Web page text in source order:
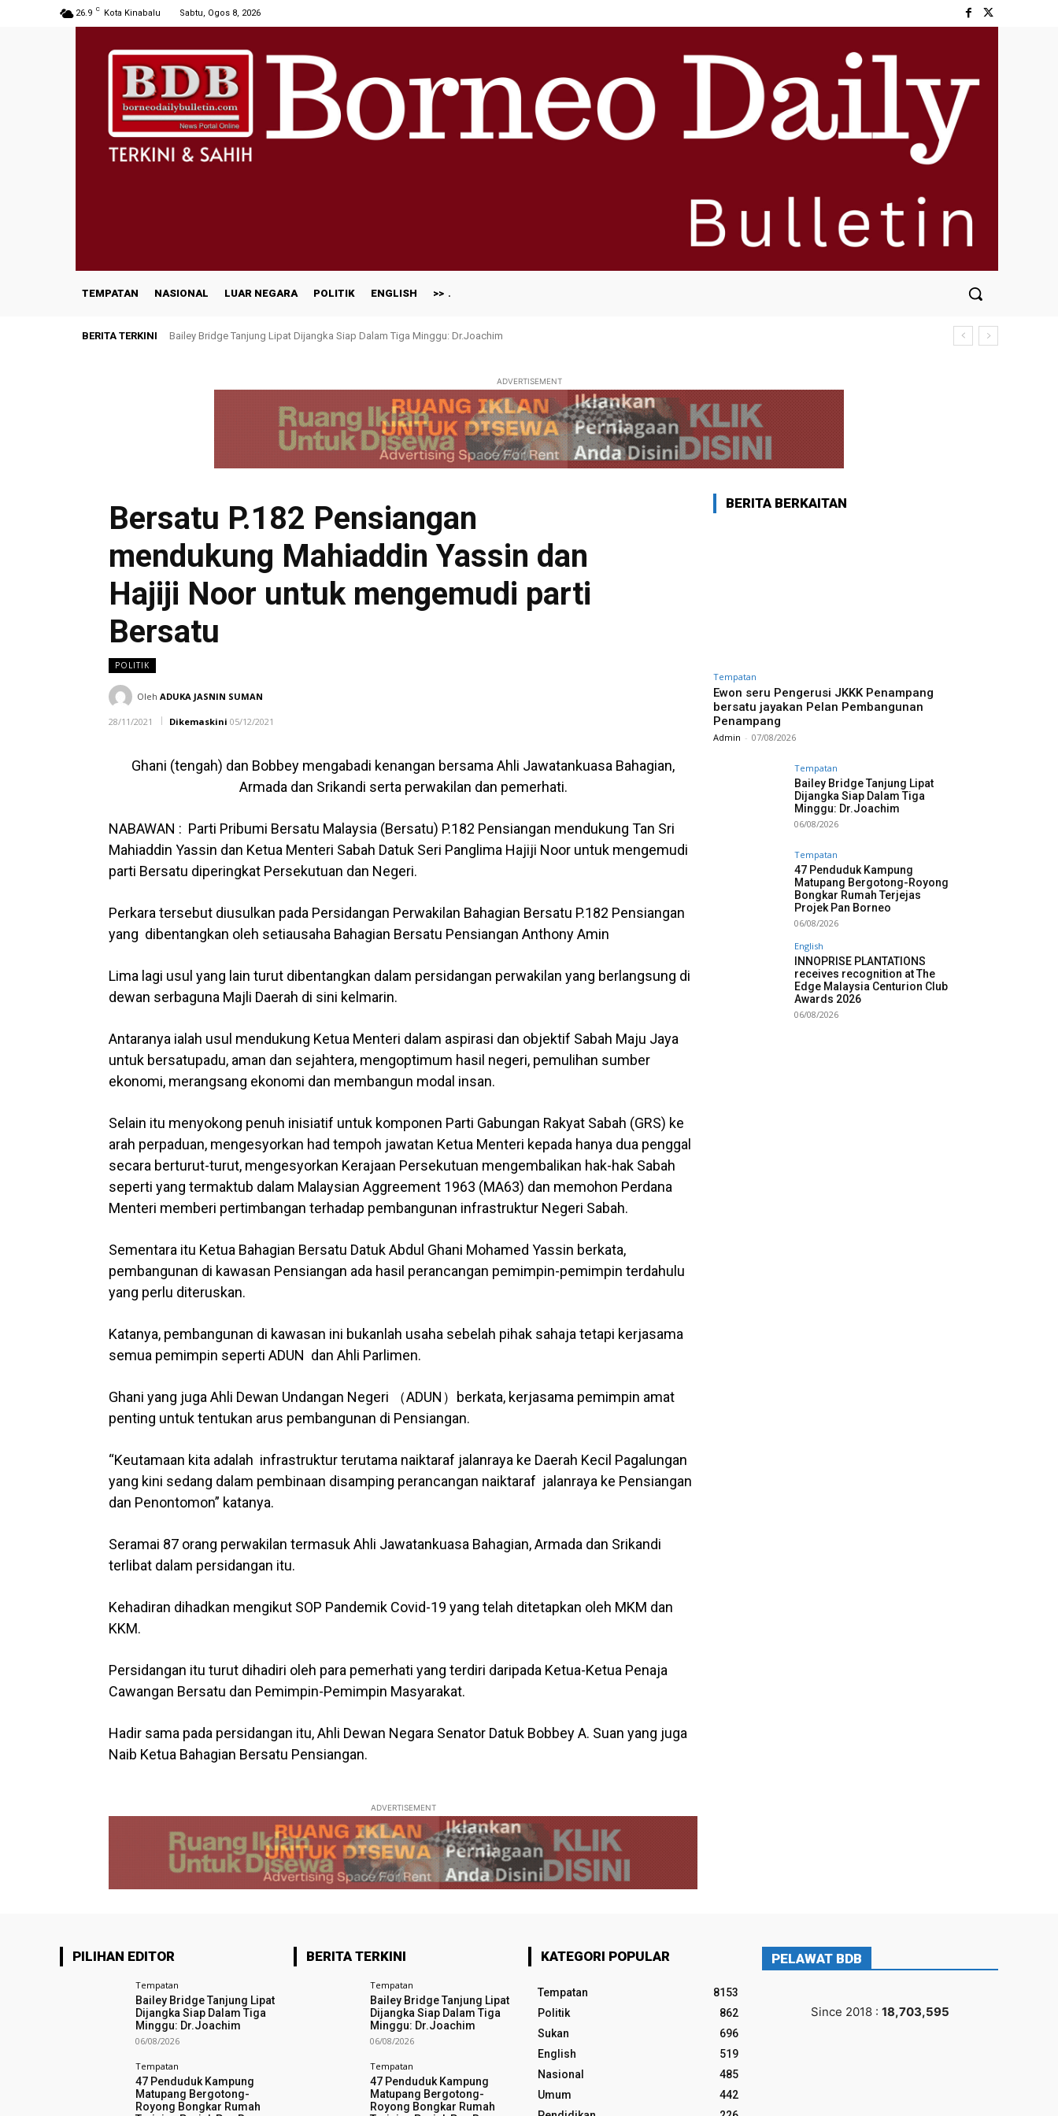
26.9 C Kota Kinabalu Sabtu, Ogos 8, 2026
TEMPATAN NASIONAL LUAR NEGARA POLITIK ENGLISH >>
BERITA TERKINI Bailey Bridge Tanjung Lipat Dijangka Siap Dalam Tiga Minggu: Dr.Joachim
ADVERTISEMENT
Bersatu P.182 Pensiangan
mendukung Mahiaddin Yassin dan
Hajiji Noor untuk mengemudi parti
Bersatu
POLITIK
Oleh ADUKA JASNIN SUMAN
28/11/2021 Dikemaskini 05/12/2021
Ghani (tengah) dan Bobbey mengabadi kenangan bersama Ahli Jawatankuasa Bahagian,
Armada dan Srikandi serta perwakilan dan pemerhati.
NABAWAN : Parti Pribumi Bersatu Malaysia (Bersatu) P.182 Pensiangan mendukung Tan Sri
Mahiaddin Yassin dan Ketua Menteri Sabah Datuk Seri Panglima Hajiji Noor untuk mengemudi
parti Bersatu diperingkat Persekutuan dan Negeri.
Perkara tersebut diusulkan pada Persidangan Perwakilan Bahagian Bersatu P.182 Pensiangan
yang dibentangkan oleh setiausaha Bahagian Bersatu Pensiangan Anthony Amin
Lima lagi usul yang lain turut dibentangkan dalam persidangan perwakilan yang berlangsung di
dewan serbaguna Majli Daerah di sini kelmarin.
Antaranya ialah usul mendukung Ketua Menteri dalam aspirasi dan objektif Sabah Maju Jaya
untuk bersatupadu, aman dan sejahtera, mengoptimum hasil negeri, pemulihan sumber
ekonomi, merangsang ekonomi dan membangun modal insan.
Selain itu menyokong penuh inisiatif untuk komponen Parti Gabungan Rakyat Sabah (GRS) ke
arah perpaduan, mengesyorkan had tempoh jawatan Ketua Menteri kepada hanya dua penggal
secara berturut-turut, mengesyorkan Kerajaan Persekutuan mengembalikan hak-hak Sabah
seperti yang termaktub dalam Malaysian Aggreement 1963 (MA63) dan memohon Perdana
Menteri memberi pertimbangan terhadap pembangunan infrastruktur Negeri Sabah.
Sementara itu Ketua Bahagian Bersatu Datuk Abdul Ghani Mohamed Yassin berkata,
pembangunan di kawasan Pensiangan ada hasil perancangan pemimpin-pemimpin terdahulu
yang perlu diteruskan.
Katanya, pembangunan di kawasan ini bukanlah usaha sebelah pihak sahaja tetapi kerjasama
semua pemimpin seperti ADUN dan Ahli Parlimen.
Ghani yang juga Ahli Dewan Undangan Negeri （ADUN）berkata, kerjasama pemimpin amat
penting untuk tentukan arus pembangunan di Pensiangan.
“Keutamaan kita adalah infrastruktur terutama naiktaraf jalanraya ke Daerah Kecil Pagalungan
yang kini sedang dalam pembinaan disamping perancangan naiktaraf jalanraya ke Pensiangan
dan Penontomon” katanya.
Seramai 87 orang perwakilan termasuk Ahli Jawatankuasa Bahagian, Armada dan Srikandi
terlibat dalam persidangan itu.
Kehadiran dihadkan mengikut SOP Pandemik Covid-19 yang telah ditetapkan oleh MKM dan
KKM.
Persidangan itu turut dihadiri oleh para pemerhati yang terdiri daripada Ketua-Ketua Penaja
Cawangan Bersatu dan Pemimpin-Pemimpin Masyarakat.
Hadir sama pada persidangan itu, Ahli Dewan Negara Senator Datuk Bobbey A. Suan yang juga
Naib Ketua Bahagian Bersatu Pensiangan.
ADVERTISEMENT
BERITA BERKAITAN
Tempatan
Ewon seru Pengerusi JKKK Penampang
bersatu jayakan Pelan Pembangunan
Penampang
Admin - 07/08/2026
Tempatan
Bailey Bridge Tanjung Lipat
Dijangka Siap Dalam Tiga
Minggu: Dr.Joachim
06/08/2026
Tempatan
47 Penduduk Kampung
Matupang Bergotong-Royong
Bongkar Rumah Terjejas
Projek Pan Borneo
06/08/2026
English
INNOPRISE PLANTATIONS
receives recognition at The
Edge Malaysia Centurion Club
Awards 2026
06/08/2026
PILIHAN EDITOR
Tempatan
Bailey Bridge Tanjung Lipat
Dijangka Siap Dalam Tiga
Minggu: Dr.Joachim
06/08/2026
Tempatan
47 Penduduk Kampung
Matupang Bergotong-
Royong Bongkar Rumah
BERITA TERKINI
Tempatan
Bailey Bridge Tanjung Lipat
Dijangka Siap Dalam Tiga
Minggu: Dr.Joachim
06/08/2026
Tempatan
47 Penduduk Kampung
Matupang Bergotong-
Royong Bongkar Rumah
KATEGORI POPULAR
Tempatan
8153
Politik
862
Sukan
696
English
519
Nasional
485
Umum
442
PELAWAT BDB
Since 2018 : 18,703,595